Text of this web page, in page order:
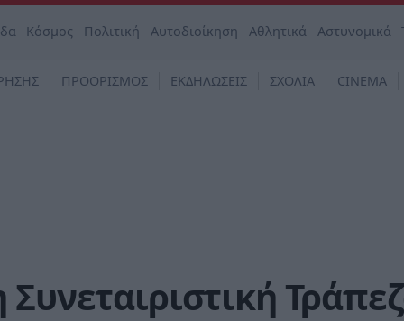
Κόσμος Πολιτική Αυτοδιοίκηση Αθλητικά Αστυνομικά
ΠΡΟΟΡΙΣΜΟΣ ΕΚΔΗΛΩΣΕΙΣ ΣΧΟΛΙΑ CINEMA